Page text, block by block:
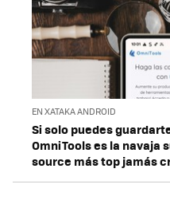
EN XATAKA ANDROID
Si solo puedes
OmniTools es la navaja
source más top jamás